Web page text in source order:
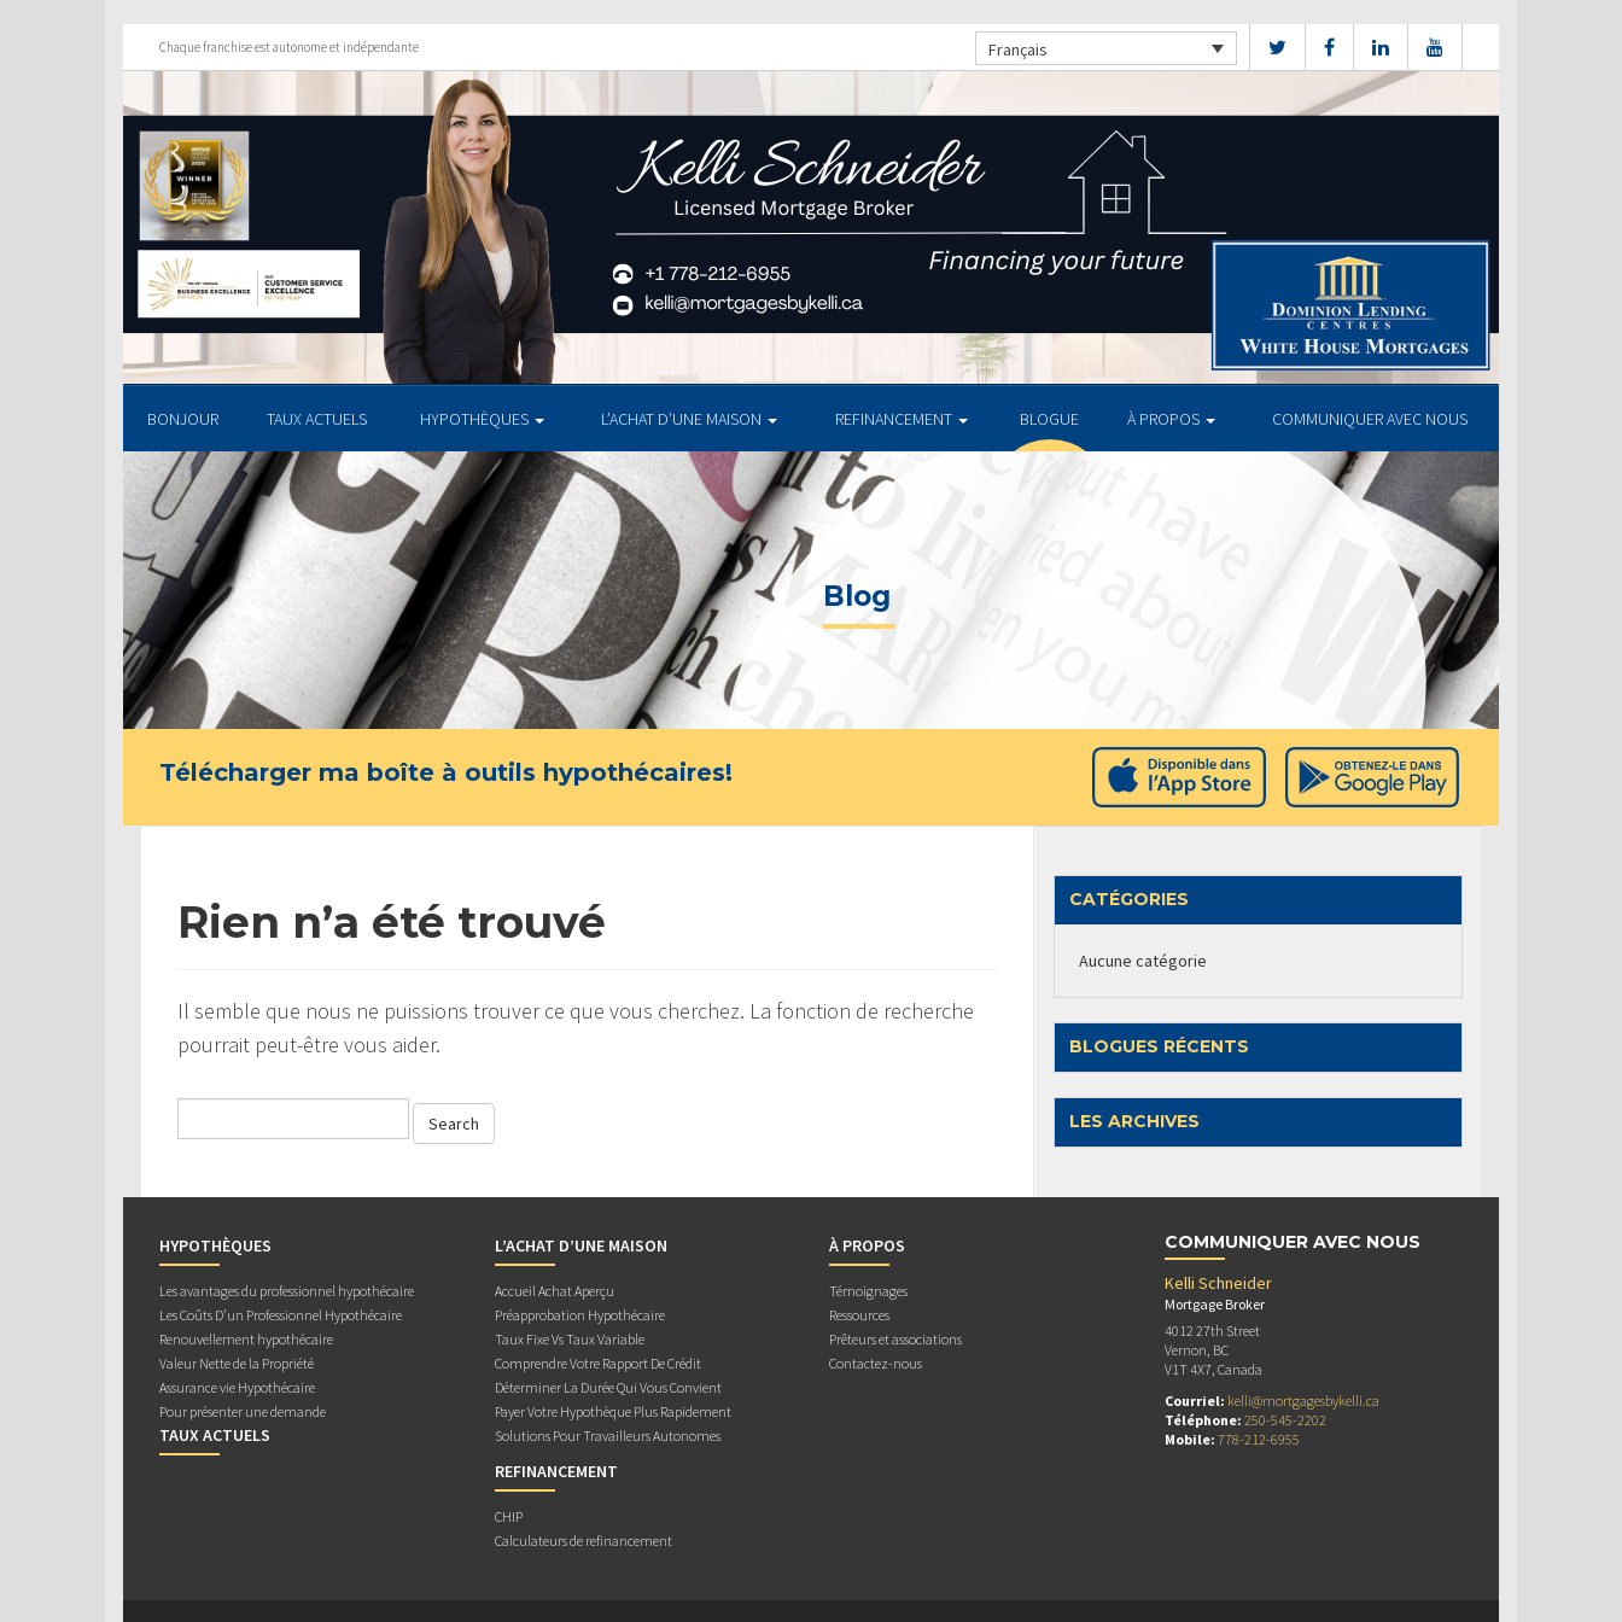
Chaque franchise est autonome et indépendante Français
BONJOUR TAUX ACTUELS HYPOTHÈQUES L’ACHAT D’UNE MAISON REFINANCEMENT BLOGUE À PROPOS COMMUNIQUER AVEC NOUS
Blog
Télécharger ma boîte à outils hypothécaires!
Rien n’a été trouvé
Il semble que nous ne puissions trouver ce que vous cherchez. La fonction de recherche
pourrait peut-être vous aider.
CATÉGORIES
Aucune catégorie
BLOGUES RÉCENTS
LES ARCHIVES
HYPOTHÈQUES
Les avantages du professionnel hypothécaire
Les Coûts D’un Professionnel Hypothécaire
Renouvellement hypothécaire
Valeur Nette de la Propriété
Assurance vie Hypothécaire
Pour présenter une demande
TAUX ACTUELS
L’ACHAT D’UNE MAISON
Accueil Achat Aperçu
Préapprobation Hypothécaire
Taux Fixe Vs Taux Variable
Comprendre Votre Rapport De Crédit
Déterminer La Durée Qui Vous Convient
Payer Votre Hypothèque Plus Rapidement
Solutions Pour Travailleurs Autonomes
REFINANCEMENT
CHIP
Calculateurs de refinancement
À PROPOS
Témoignages
Ressources
Prêteurs et associations
Contactez-nous
COMMUNIQUER AVEC NOUS
Kelli Schneider
Mortgage Broker
4012 27th Street
Vernon, BC
V1T 4X7, Canada
Courriel: kelli@mortgagesbykelli.ca
Téléphone: 250-545-2202
Mobile: 778-212-6955